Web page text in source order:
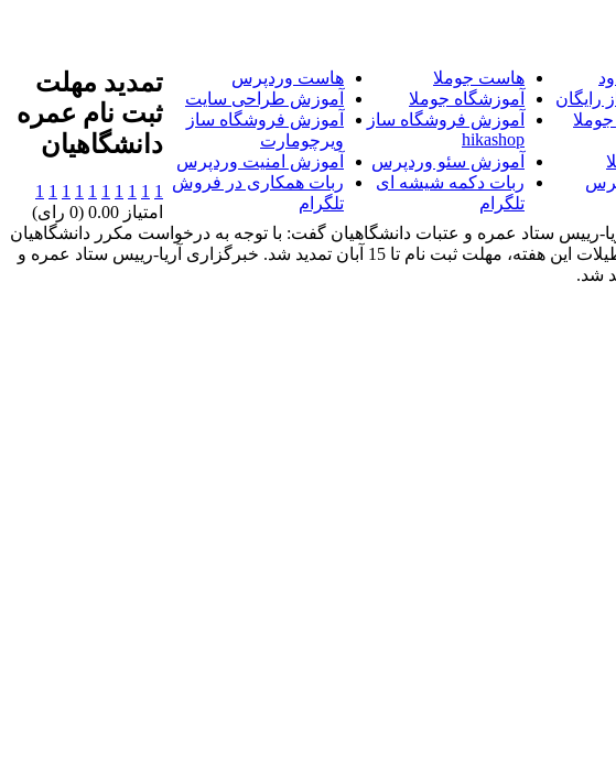
هاست جوملا
هاست وردپرس
رایگان آموزشگاه جوملا
آموزش طراحی سایت
آموزش فروشگاه ساز
hikashop
آموزش فروشگاه ساز
ویرچومارت
آموزش سئو وردپرس
آموزش امنیت وردپرس
ربات دکمه شیشه ای
تلگرام
ربات همکاری در فروش
تلگرام
تمديد مهلت
ثبت نام عمره
دانشگاهيان
1
1
1
1
1
1
1
1
1
1
امتیاز 0.00 (0 رای)
رییس ستاد عمره و عتبات دانشگاهیان گفت: با توجه به درخواست مکرر دانشگاهیان
و به دلیل تعطیلات این هفته، مهلت ثبت نام تا 15 آبان تمدید شد. خبرگزاری آریا-رییس ستاد عمره و